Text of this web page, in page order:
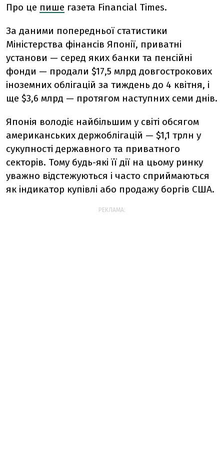
Про це пише газета Financial Times.
За даними попередньої статистики
Міністерства фінансів Японії, приватні
установи — серед яких банки та пенсійні
фонди — продали $17,5 млрд довгострокових
іноземних облігацій за тиждень до 4 квітня, і
ще $3,6 млрд — протягом наступних семи днів.
Японія володіє найбільшим у світі обсягом
американських держоблігацій — $1,1 трлн у
сукупності державного та приватного
секторів. Тому будь-які її дії на цьому ринку
уважно відстежуються і часто сприймаються
як індикатор купівлі або продажу боргів США.
РЕКЛАМА: